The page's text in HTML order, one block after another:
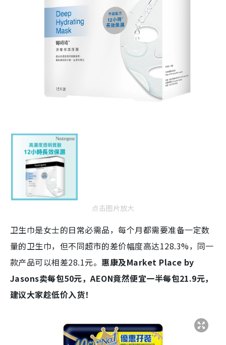
点击图片放大
卫生巾是女士的日常必需品，每个月都需要准备一定数
量的卫生巾，但不同超市的差价幅度高达128.3%，同一
款产品可以相差28.1元。 惠康及Market Place by
Jasons卖每包50元，AEON竟然便宜一半每包21.9元，
建议大家趁低价入货！